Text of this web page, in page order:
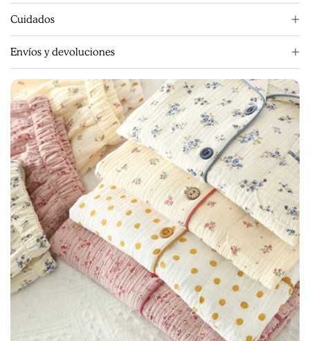
Cuidados
Envíos y devoluciones